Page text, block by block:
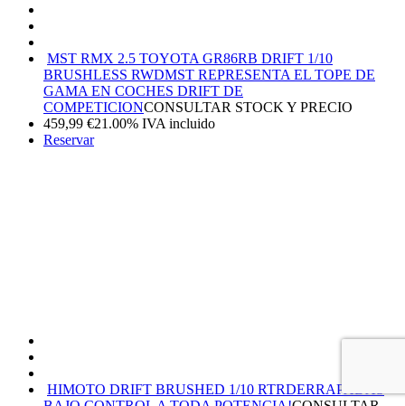
MST RMX 2.5 TOYOTA GR86RB DRIFT 1/10
BRUSHLESS RWDMST REPRESENTA EL TOPE DE
GAMA EN COCHES DRIFT DE
COMPETICIONCONSULTAR STOCK Y PRECIO
459,99 €21.00% IVA incluido
Reservar
HIMOTO DRIFT BRUSHED 1/10 RTRDERRAPADAS